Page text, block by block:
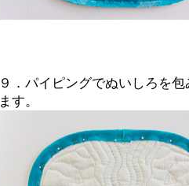
９．パイピングでぬいしろを
ます。